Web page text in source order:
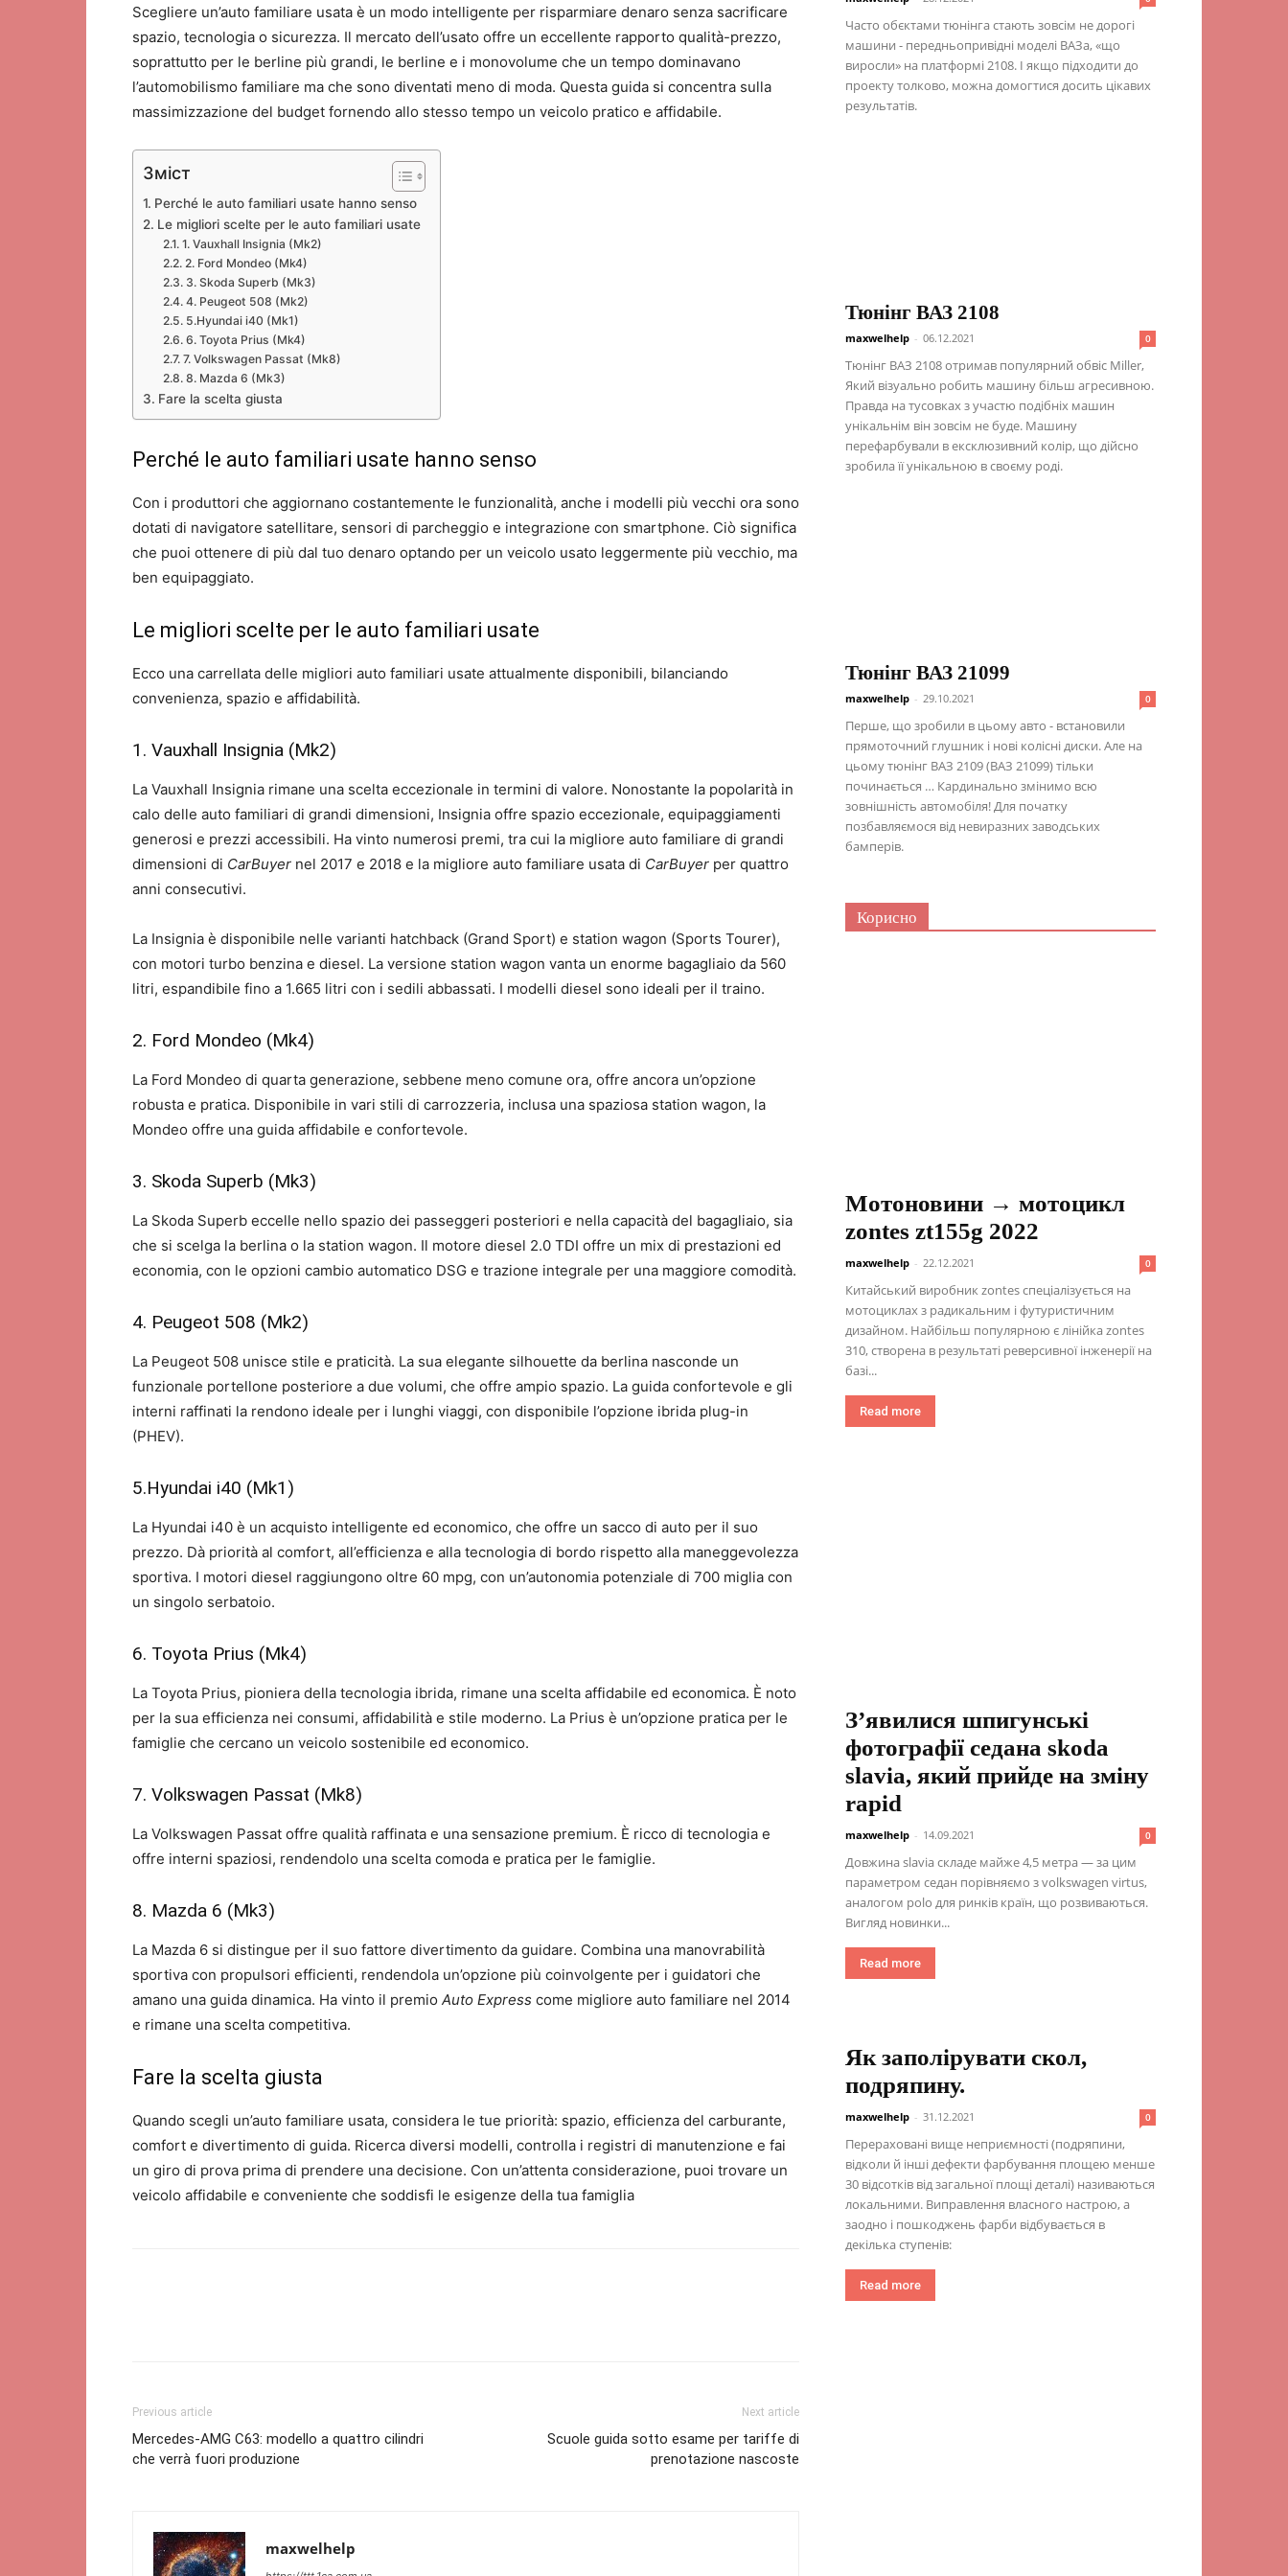
Scegliere un’auto familiare usata è un modo intelligente per risparmiare denaro senza sacrificare
spazio, tecnologia o sicurezza. Il mercato dell’usato offre un eccellente rapporto qualità-prezzo,
soprattutto per le berline più grandi, le berline e i monovolume che un tempo dominavano
l’automobilismo familiare ma che sono diventati meno di moda. Questa guida si concentra sulla
massimizzazione del budget fornendo allo stesso tempo un veicolo pratico e affidabile.
Зміст
Perché le auto familiari usate hanno senso
Le migliori scelte per le auto familiari usate
1. Vauxhall Insignia (Mk2)
2. Ford Mondeo (Mk4)
3. Skoda Superb (Mk3)
4. Peugeot 508 (Mk2)
5.Hyundai i40 (Mk1)
6. Toyota Prius (Mk4)
7. Volkswagen Passat (Mk8)
8. Mazda 6 (Mk3)
Fare la scelta giusta
Perché le auto familiari usate hanno senso
Con i produttori che aggiornano costantemente le funzionalità, anche i modelli più vecchi ora sono
dotati di navigatore satellitare, sensori di parcheggio e integrazione con smartphone. Ciò significa
che puoi ottenere di più dal tuo denaro optando per un veicolo usato leggermente più vecchio, ma
ben equipaggiato.
Le migliori scelte per le auto familiari usate
Ecco una carrellata delle migliori auto familiari usate attualmente disponibili, bilanciando
convenienza, spazio e affidabilità.
1. Vauxhall Insignia (Mk2)
La Vauxhall Insignia rimane una scelta eccezionale in termini di valore. Nonostante la popolarità in
calo delle auto familiari di grandi dimensioni, Insignia offre spazio eccezionale, equipaggiamenti
generosi e prezzi accessibili. Ha vinto numerosi premi, tra cui la migliore auto familiare di grandi
dimensioni di CarBuyer nel 2017 e 2018 e la migliore auto familiare usata di CarBuyer per quattro
anni consecutivi.
La Insignia è disponibile nelle varianti hatchback (Grand Sport) e station wagon (Sports Tourer),
con motori turbo benzina e diesel. La versione station wagon vanta un enorme bagagliaio da 560
litri, espandibile fino a 1.665 litri con i sedili abbassati. I modelli diesel sono ideali per il traino.
2. Ford Mondeo (Mk4)
La Ford Mondeo di quarta generazione, sebbene meno comune ora, offre ancora un’opzione
robusta e pratica. Disponibile in vari stili di carrozzeria, inclusa una spaziosa station wagon, la
Mondeo offre una guida affidabile e confortevole.
3. Skoda Superb (Mk3)
La Skoda Superb eccelle nello spazio dei passeggeri posteriori e nella capacità del bagagliaio, sia
che si scelga la berlina o la station wagon. Il motore diesel 2.0 TDI offre un mix di prestazioni ed
economia, con le opzioni cambio automatico DSG e trazione integrale per una maggiore comodità.
4. Peugeot 508 (Mk2)
La Peugeot 508 unisce stile e praticità. La sua elegante silhouette da berlina nasconde un
funzionale portellone posteriore a due volumi, che offre ampio spazio. La guida confortevole e gli
interni raffinati la rendono ideale per i lunghi viaggi, con disponibile l’opzione ibrida plug-in
(PHEV).
5.Hyundai i40 (Mk1)
La Hyundai i40 è un acquisto intelligente ed economico, che offre un sacco di auto per il suo
prezzo. Dà priorità al comfort, all’efficienza e alla tecnologia di bordo rispetto alla maneggevolezza
sportiva. I motori diesel raggiungono oltre 60 mpg, con un’autonomia potenziale di 700 miglia con
un singolo serbatoio.
6. Toyota Prius (Mk4)
La Toyota Prius, pioniera della tecnologia ibrida, rimane una scelta affidabile ed economica. È noto
per la sua efficienza nei consumi, affidabilità e stile moderno. La Prius è un’opzione pratica per le
famiglie che cercano un veicolo sostenibile ed economico.
7. Volkswagen Passat (Mk8)
La Volkswagen Passat offre qualità raffinata e una sensazione premium. È ricco di tecnologia e
offre interni spaziosi, rendendolo una scelta comoda e pratica per le famiglie.
8. Mazda 6 (Mk3)
La Mazda 6 si distingue per il suo fattore divertimento da guidare. Combina una manovrabilità
sportiva con propulsori efficienti, rendendola un’opzione più coinvolgente per i guidatori che
amano una guida dinamica. Ha vinto il premio Auto Express come migliore auto familiare nel 2014
e rimane una scelta competitiva.
Fare la scelta giusta
Quando scegli un’auto familiare usata, considera le tue priorità: spazio, efficienza del carburante,
comfort e divertimento di guida. Ricerca diversi modelli, controlla i registri di manutenzione e fai
un giro di prova prima di prendere una decisione. Con un’attenta considerazione, puoi trovare un
veicolo affidabile e conveniente che soddisfi le esigenze della tua famiglia
Previous article
Mercedes-AMG C63: modello a quattro cilindri
che verrà fuori produzione
Next article
Scuole guida sotto esame per tariffe di
prenotazione nascoste
maxwelhelp
Часто обєктами тюнінга стають зовсім не дорогі
машини - передньопривідні моделі ВАЗа, «що
виросли» на платформі 2108. І якщо підходити до
проекту толково, можна домогтися досить цікавих
результатів.
Тюнінг ВАЗ 2108
maxwelhelp - 06.12.2021 0
Тюнінг ВАЗ 2108 отримав популярний обвіс Miller,
Який візуально робить машину більш агресивною.
Правда на тусовках з участю подібніх машин
унікальнім він зовсім не буде. Машину
перефарбували в ексклюзивний колір, що дійсно
зробила її унікальною в своєму роді.
Тюнінг ВАЗ 21099
maxwelhelp - 29.10.2021 0
Перше, що зробили в цьому авто - встановили
прямоточний глушник і нові колісні диски. Але на
цьому тюнінг ВАЗ 2109 (ВАЗ 21099) тільки
починається … Кардинально змінимо всю
зовнішність автомобіля! Для початку
позбавляємося від невиразних заводських
бамперів.
Корисно
Мотоновини → мотоцикл
zontes zt155g 2022
maxwelhelp - 22.12.2021 0
Китайський виробник zontes спеціалізується на
мотоциклах з радикальним і футуристичним
дизайном. Найбільш популярною є лінійка zontes
310, створена в результаті реверсивної інженерії на
базі...
Read more
З’явилися шпигунські
фотографії седана skoda
slavia, який прийде на зміну
rapid
maxwelhelp - 14.09.2021 0
Довжина slavia складе майже 4,5 метра — за цим
параметром седан порівняємо з volkswagen virtus,
аналогом polo для ринків країн, що розвиваються.
Вигляд новинки...
Read more
Як заполірувати скол,
подряпину.
maxwelhelp - 31.12.2021 0
Перераховані вище неприємності (подряпини,
відколи й інші дефекти фарбування площею менше
30 відсотків від загальної площі деталі) називаються
локальними. Виправлення власного настрою, а
заодно і пошкоджень фарби відбувається в
декілька ступенів:
Read more